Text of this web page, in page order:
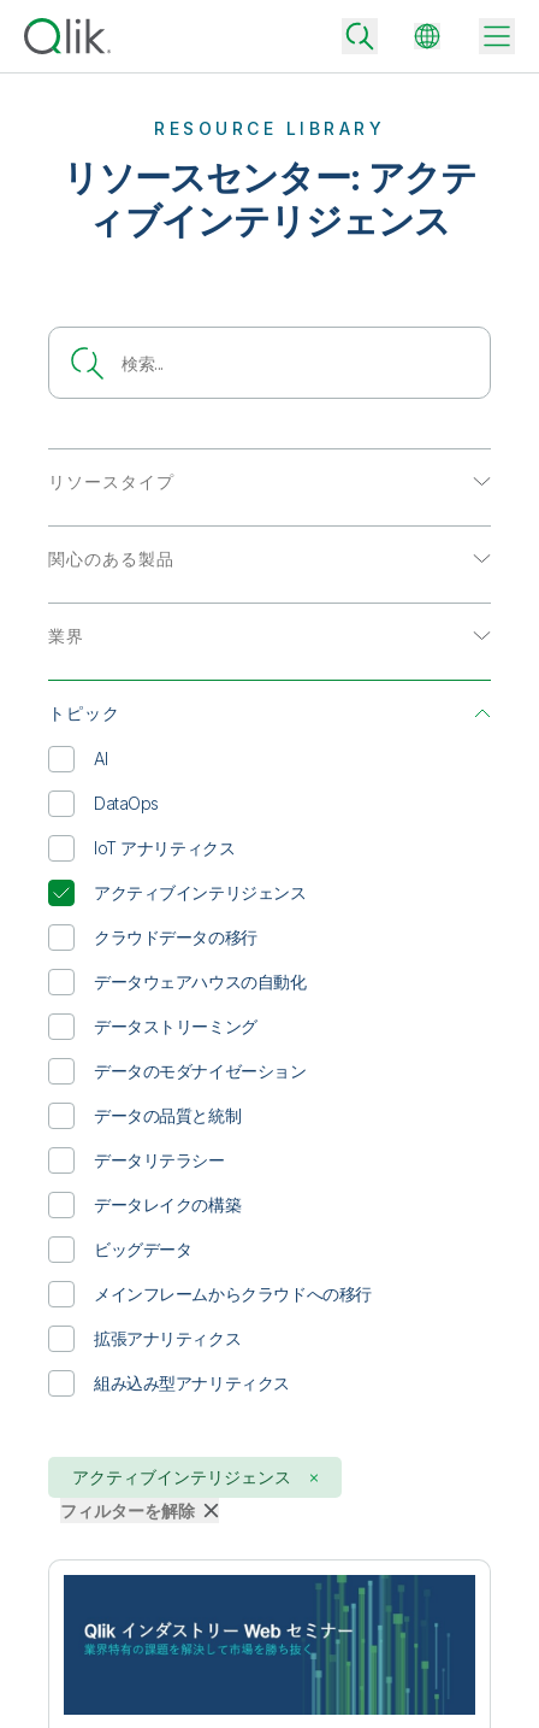
コミュニティ
カスタマーポータル
初期トレーニング
製品関連
採用情報
ニュースルーム
事業所 / 連絡先
Qlik
Back
テクノロジーパートナーとの連携
Back
データ分析と AI
すべての製品
データ統合とデータ品質の価格
適切なデータ統合プランで、信頼できるデータを迅速に提供し、よりスマー
データ分析の価格
の達成をサポートします。
イベント / Web セミナー
リソースライブラリ
コミュニティ
RESOURCE LIBRARY
リソースセンター: アクテ
ィブインテリジェンス
リソースタイプ
eBook
アナリストレポート
ソリューション概要
データシート
ビデオ
ホワイトペーパー
顧客事例
関心のある製品
データ分析
業界
エネルギーおよび公共事業
コミュニケーション
ハイテク
公共部門
医療
小売
消費者製品
生命科学
製造
輸送 / ロジスティクス
金融サービス
トピック
AI
DataOps
IoT アナリティクス
アクティブインテリジェンス
クラウドデータの移行
データウェアハウスの自動化
データストリーミング
データのモダナイゼーション
データの品質と統制
データリテラシー
データレイクの構築
ビッグデータ
メインフレームからクラウドへの移行
拡張アナリティクス
組み込み型アナリティクス
アクティブインテリジェンス
フィルターを解除